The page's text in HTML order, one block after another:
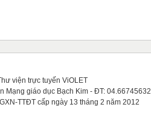
viện trực tuyến ViOLET
Mạng giáo dục Bạch Kim - ĐT: 04.66745632
TTĐT cấp ngày 13 tháng 2 năm 2012